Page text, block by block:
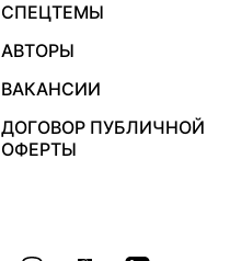
СПЕЦТЕМЫ
АВТОРЫ
ВАКАНСИИ
ДОГОВОР ПУБЛИЧНОЙ
ОФЕРТЫ